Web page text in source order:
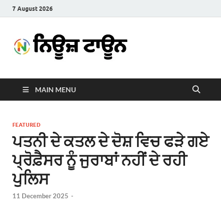
7 August 2026
Town
MAIN MENU
FEATURED
ਪਤਨੀ ਦੇ ਕਤਲ ਦੇ ਦੋਸ਼ ਵਿਚ ਫੜੇ ਗਏ
ਪ੍ਰੋਫ਼ੈਸਰ ਨੂੰ ਜੁਰਾਬਾਂ ਨਹੀਂ ਦੇ ਰਹੀ
ਪੁਲਿਸ
11 December 2025 -